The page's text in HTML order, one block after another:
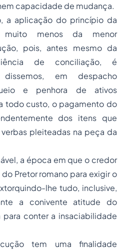
capacidade de mudança.
a aplicação do princípio da
muito menos da menor
pois, antes mesmo da
de conciliação, é
em despacho
e penhora de ativos
todo custo, o pagamento do
dos itens que
pleiteadas na peça da
a época em que o credor
Pretor romano para exigir o
lhe tudo, inclusive,
a conivente atitude do
conter a insaciabilidade
tem uma finalidade